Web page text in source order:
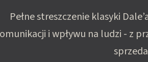
Pełne streszczenie klasyki
i wpływu na ludzi - z